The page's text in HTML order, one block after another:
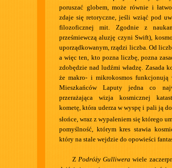
poruszać globem, może równie i
zdaje się retoryczne, jeśli wziąć pod
filozoficznej mit. Zgodnie z
prześmiewczą aluzję czyni Swift),
uporządkowanym, rządzi liczba. Od
a więc ten, kto pozna liczbę, pozna
zdobędzie nad ludźmi władzę. Zasada
że makro- i mikrokosmos funkcjonują
Mieszkańców Laputy jedna co
przerażająca wizja kosmicznej
kometę, która uderza w wyspę i pali ją
słońce, wraz z wypaleniem się którego
pomyślność, którym kres stawia
który na stale wejdzie do opowieści
Z Podróży Gulliwera wiele